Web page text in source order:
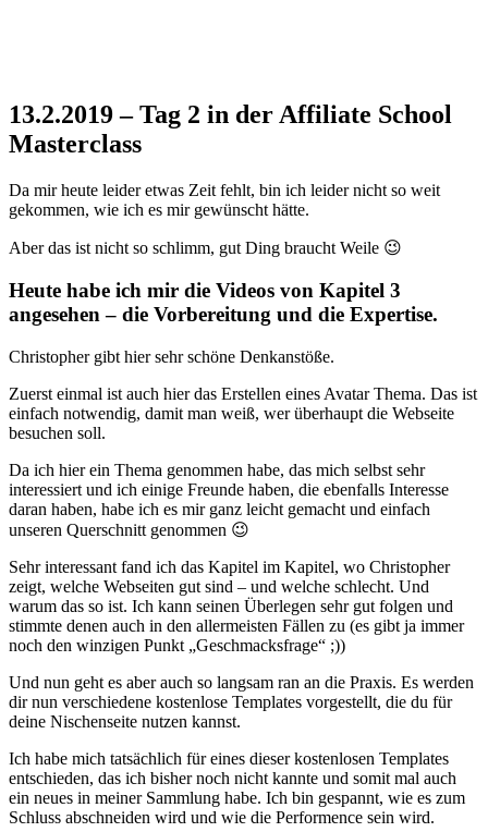
13.2.2019 – Tag 2 in der Affiliate School
Masterclass
Da mir heute leider etwas Zeit fehlt, bin ich leider nicht so weit
gekommen, wie ich es mir gewünscht hätte.
Aber das ist nicht so schlimm, gut Ding braucht Weile 😉
Heute habe ich mir die Videos von Kapitel 3
angesehen – die Vorbereitung und die Expertise.
Christopher gibt hier sehr schöne Denkanstöße.
Zuerst einmal ist auch hier das Erstellen eines Avatar Thema. Das ist
einfach notwendig, damit man weiß, wer überhaupt die Webseite
besuchen soll.
Da ich hier ein Thema genommen habe, das mich selbst sehr
interessiert und ich einige Freunde haben, die ebenfalls Interesse
daran haben, habe ich es mir ganz leicht gemacht und einfach
unseren Querschnitt genommen 😉
Sehr interessant fand ich das Kapitel im Kapitel, wo Christopher
zeigt, welche Webseiten gut sind – und welche schlecht. Und
warum das so ist. Ich kann seinen Überlegen sehr gut folgen und
stimmte denen auch in den allermeisten Fällen zu (es gibt ja immer
noch den winzigen Punkt „Geschmacksfrage“ ;))
Und nun geht es aber auch so langsam ran an die Praxis. Es werden
dir nun verschiedene kostenlose Templates vorgestellt, die du für
deine Nischenseite nutzen kannst.
Ich habe mich tatsächlich für eines dieser kostenlosen Templates
entschieden, das ich bisher noch nicht kannte und somit mal auch
ein neues in meiner Sammlung habe. Ich bin gespannt, wie es zum
Schluss abschneiden wird und wie die Performence sein wird.